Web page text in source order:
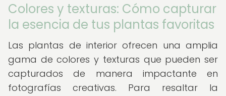
Colores y texturas: Cómo capturar
la esencia de tus plantas favoritas
Las plantas de interior ofrecen una amplia
gama de colores y texturas que pueden ser
capturados de manera impactante en
fotografías creativas. Para resaltar la